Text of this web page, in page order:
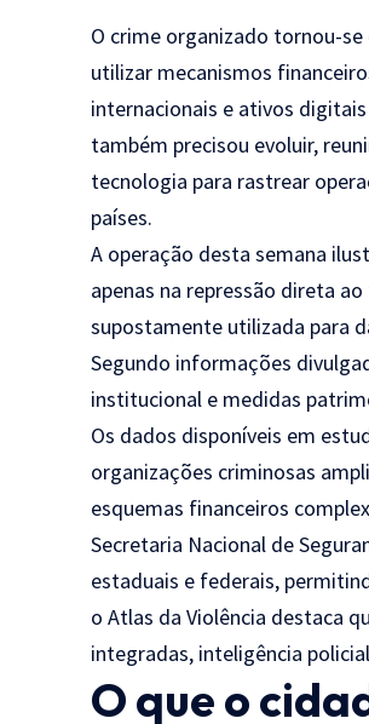
O crime organizado tornou-se
utilizar mecanismos
internacionais e ativos
também precisou evoluir,
tecnologia para rastrear
países.
A operação desta semana
apenas na repressão direta
supostamente utilizada para
Segundo informações
institucional e medidas
Os dados disponíveis em
organizações criminosas
esquemas financeiros
Secretaria Nacional de
estaduais e federais,
o Atlas da Violência destaca
integradas, inteligência
O que o